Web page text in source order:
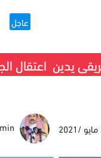
عاجل
يدين اعتقال